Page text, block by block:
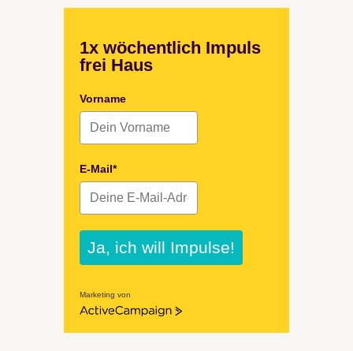
1x wöchentlich Impuls
frei Haus
Vorname
E-Mail*
Ja, ich will Impulse!
Marketing von
ActiveCampaign